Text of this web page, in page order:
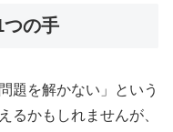
つの手
題を解かない」という
るかもしれませんが、